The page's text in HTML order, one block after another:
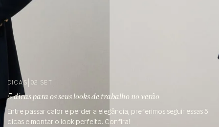
DICAS 02 SET
5 dicas para os seus looks de trabalho no verão
Entre passar calor e perder a elegância, preferimos seguir essas 5
dicas e montar o look perfeito. Confira!